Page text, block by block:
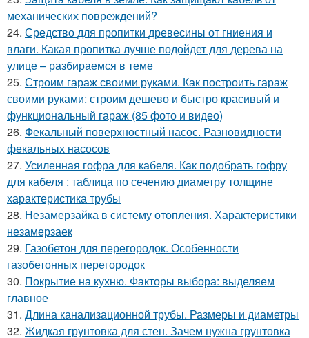
механических повреждений?
24. Средство для пропитки древесины от гниения и
влаги. Какая пропитка лучше подойдет для дерева на
улице – разбираемся в теме
25. Строим гараж своими руками. Как построить гараж
своими руками: строим дешево и быстро красивый и
функциональный гараж (85 фото и видео)
26. Фекальный поверхностный насос. Разновидности
фекальных насосов
27. Усиленная гофра для кабеля. Как подобрать гофру
для кабеля : таблица по сечению диаметру толщине
характеристика трубы
28. Незамерзайка в систему отопления. Характеристики
незамерзаек
29. Газобетон для перегородок. Особенности
газобетонных перегородок
30. Покрытие на кухню. Факторы выбора: выделяем
главное
31. Длина канализационной трубы. Размеры и диаметры
32. Жидкая грунтовка для стен. Зачем нужна грунтовка